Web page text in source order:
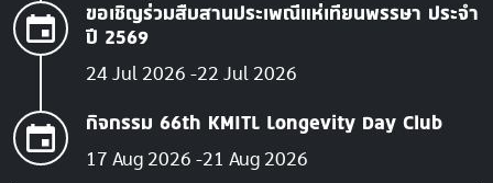
ขอเชิญร่วมสืบสานประเพณีแห่เทียนพรรษา ประจำ
ปี 2569
24 Jul 2026 22 Jul 2026
กิจกรรม 66th KMITL Longevity Day Club
17 Aug 2026 21 Aug 2026